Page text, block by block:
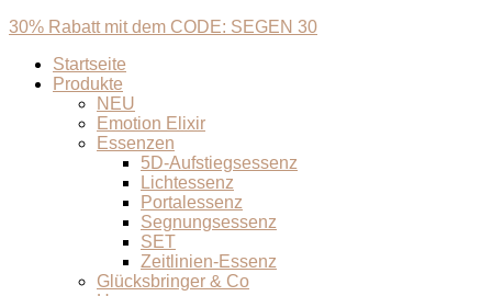
30% Rabatt mit dem CODE: SEGEN 30
Startseite
Produkte
NEU
Emotion Elixir
Essenzen
5D-Aufstiegsessenz
Lichtessenz
Portalessenz
Segnungsessenz
SET
Zeitlinien-Essenz
Glücksbringer & Co